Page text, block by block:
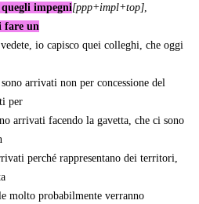
impegni[ppp+impl+top],
fare un
io capisco quei colleghi, che oggi
arrivati non per concessione del
per
arrivati facendo la gavetta, che ci sono
perché rappresentano dei territori,
molto probabilmente verranno